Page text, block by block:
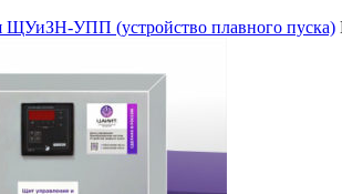
ЩУиЗН-УПП (устройство плавного пуска)